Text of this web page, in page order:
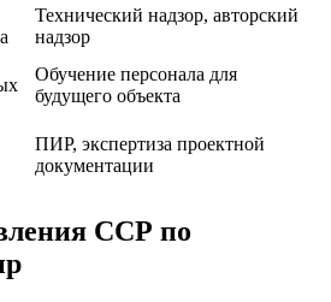
Технический надзор, авторский
надзор
Обучение персонала для
будущего объекта
ПИР, экспертиза проектной
документации
ССР по